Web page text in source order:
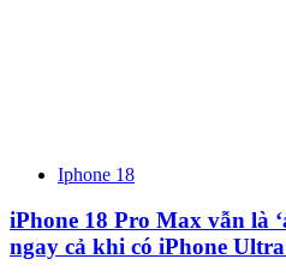
Iphone 18
iPhone 18 Pro Max vẫn là
ngay cả khi có iPhone